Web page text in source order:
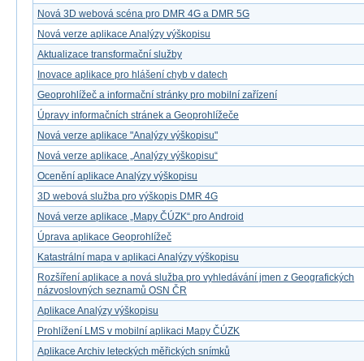
Nová 3D webová scéna pro DMR 4G a DMR 5G
Nová verze aplikace Analýzy výškopisu
Aktualizace transformační služby
Inovace aplikace pro hlášení chyb v datech
Geoprohlížeč a informační stránky pro mobilní zařízení
Úpravy informačních stránek a Geoprohlížeče
Nová verze aplikace "Analýzy výškopisu"
Nová verze aplikace „Analýzy výškopisu“
Ocenění aplikace Analýzy výškopisu
3D webová služba pro výškopis DMR 4G
Nová verze aplikace „Mapy ČÚZK“ pro Android
Úprava aplikace Geoprohlížeč
Katastrální mapa v aplikaci Analýzy výškopisu
Rozšíření aplikace a nová služba pro vyhledávání jmen z Geografických
názvoslovných seznamů OSN ČR
Aplikace Analýzy výškopisu
Prohlížení LMS v mobilní aplikaci Mapy ČÚZK
Aplikace Archiv leteckých měřických snímků